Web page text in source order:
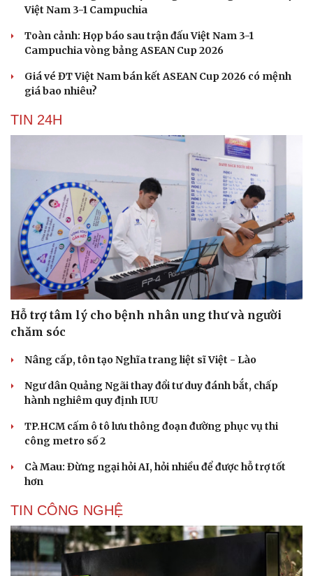
Việt Nam 3-1 Campuchia
Toàn cảnh: Họp báo sau trận đấu Việt Nam 3-1
Campuchia vòng bảng ASEAN Cup 2026
Giá vé ĐT Việt Nam bán kết ASEAN Cup 2026 có mệnh
giá bao nhiêu?
TIN 24H
Hỗ trợ tâm lý cho bệnh nhân ung thư và người
chăm sóc
Nâng cấp, tôn tạo Nghĩa trang liệt sĩ Việt - Lào
Ngư dân Quảng Ngãi thay đổi tư duy đánh bắt, chấp
hành nghiêm quy định IUU
TP.HCM cấm ô tô lưu thông đoạn đường phục vụ thi
công metro số 2
Cà Mau: Đừng ngại hỏi AI, hỏi nhiều để được hỗ trợ tốt
hơn
TIN CÔNG NGHỆ